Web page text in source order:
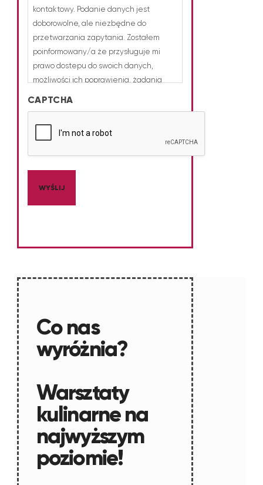
kontaktowy. Podanie danych jest
doborowolne, ale niezbędne do
przetwarzania zapytania. Zostałem
poinformowany/a że przysługuje mi
prawo dostepu do swoich danych,
możliwości ich poprawienia, żadania
EKOTEZ sp. z o.o., ul. Jana Henryka
Dąbrowskiego 7, 61-838 Poznań
CAPTCHA
Co nas
wyróżnia?
Warsztaty
kulinarne na
najwyższym
poziomie!